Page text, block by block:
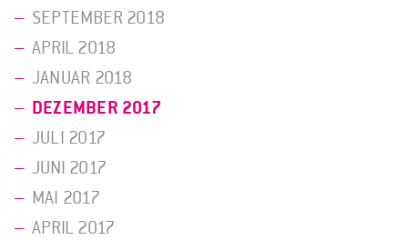
SEPTEMBER 2018
APRIL 2018
JANUAR 2018
DEZEMBER 2017
JULI 2017
JUNI 2017
MAI 2017
APRIL 2017